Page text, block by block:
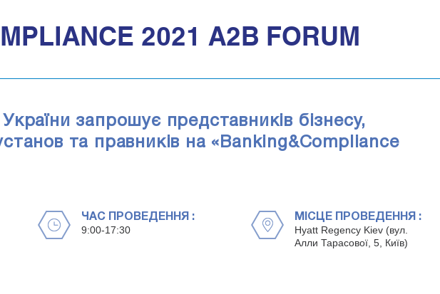
2021 A2B FORUM
України запрошує представників бізнесу,
та правників на «Banking&Compliance
ЧАС ПРОВЕДЕННЯ :
9:00-17:30
МІСЦЕ ПРОВЕДЕННЯ :
Hyatt Regency Kiev (вул.
Алли Тарасової, 5, Київ)